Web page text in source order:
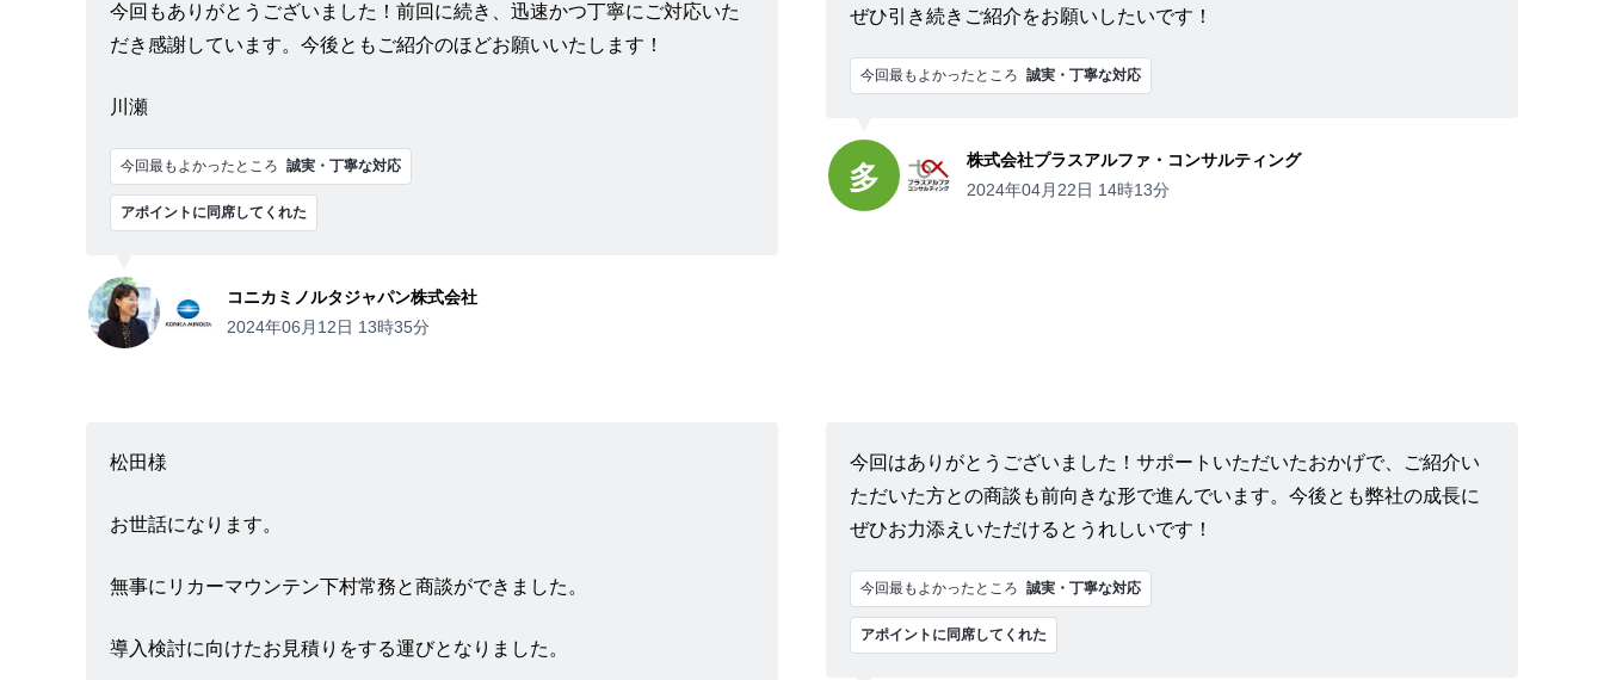
今回もありがとうございました！前回に続き、迅速かつ丁寧にご対応いた
だき感謝しています。今後ともご紹介のほどお願いいたします！
川瀬
今回最もよかったところ 誠実・丁寧な対応
アポイントに同席してくれた
コニカミノルタジャパン株式会社
2024年06月12日 13時35分
ぜひ引き続きご紹介をお願いしたいです！
今回最もよかったところ 誠実・丁寧な対応
多
株式会社プラスアルファ・コンサルティング
2024年04月22日 14時13分
松田様
お世話になります。
無事にリカーマウンテン下村常務と商談ができました。
導入検討に向けたお見積りをする運びとなりました。
今回はありがとうございました！サポートいただいたおかげで、ご紹介い
ただいた方との商談も前向きな形で進んでいます。今後とも弊社の成長に
ぜひお力添えいただけるとうれしいです！
今回最もよかったところ 誠実・丁寧な対応
アポイントに同席してくれた